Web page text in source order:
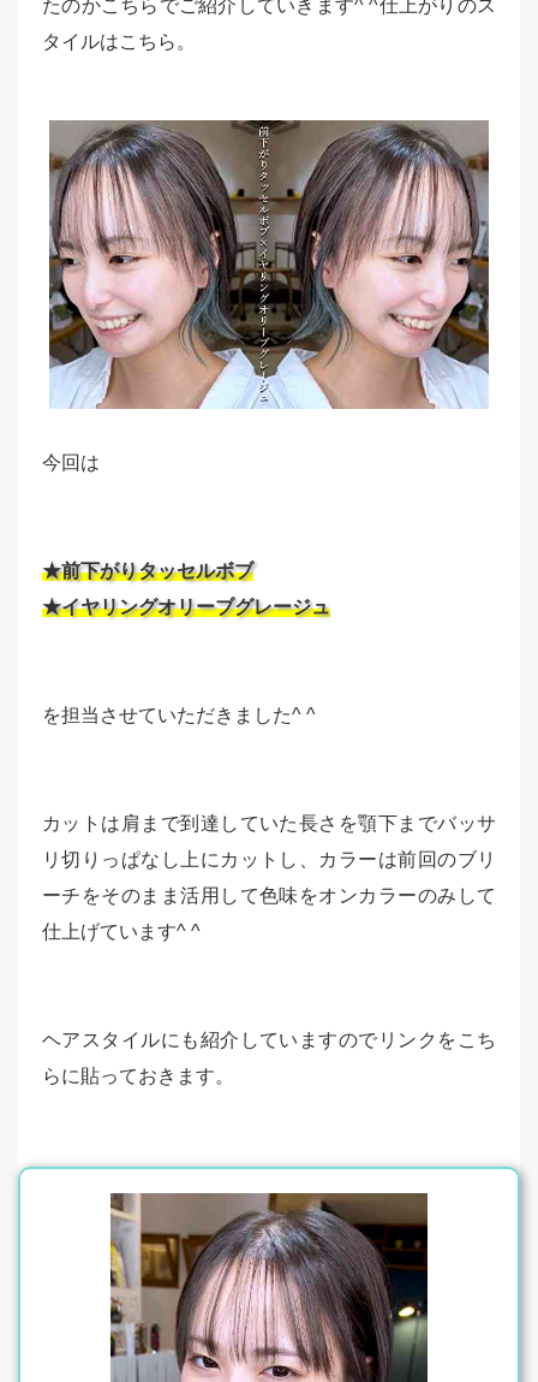
たのかこちらでご紹介していきます^ ^仕上がりのス
タイルはこちら。
今回は
★前下がりタッセルボブ
★イヤリングオリーブグレージュ
を担当させていただきました^ ^
カットは肩まで到達していた長さを顎下までバッサ
リ切りっぱなし上にカットし、カラーは前回のブリ
ーチをそのまま活用して色味をオンカラーのみして
仕上げています^ ^
ヘアスタイルにも紹介していますのでリンクをこち
らに貼っておきます。